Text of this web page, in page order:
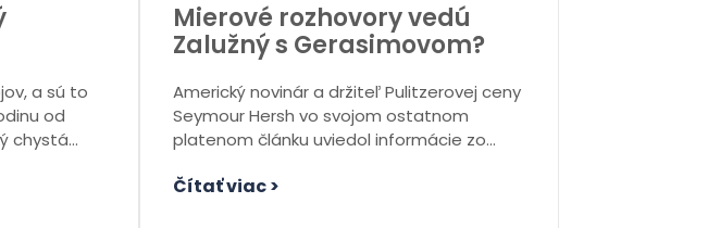
a sú to
od
chystá...
Mierové rozhovory vedú
Zalužný s Gerasimovom?
Americký novinár a držiteľ Pulitzerovej ceny
Seymour Hersh vo svojom ostatnom
platenom článku uviedol informácie zo
Čítať viac >